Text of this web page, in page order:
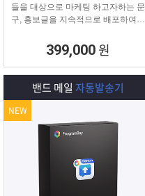
들을 대상으로 마케팅 하고자하는 문
구, 홍보글을 지속적으로 배포하여주
399,000 원
밴드 메일 자동발송기
NEW